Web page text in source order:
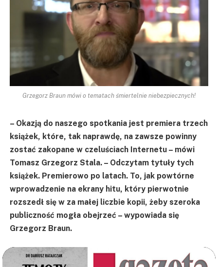
Grzegorz Braun mówi o tematach śmiertelnie niebezpiecznych!
– Okazją do naszego spotkania jest premiera trzech
książek, które, tak naprawdę, na zawsze powinny
zostać zakopane w czeluściach Internetu – mówi
Tomasz Grzegorz Stala. – Odczytam tytuły tych
książek. Premierowo po latach. To, jak powtórne
wprowadzenie na ekrany hitu, który pierwotnie
rozszedł się w za małej liczbie kopii, żeby szeroka
publiczność mogła obejrzeć – wypowiada się
Grzegorz Braun.